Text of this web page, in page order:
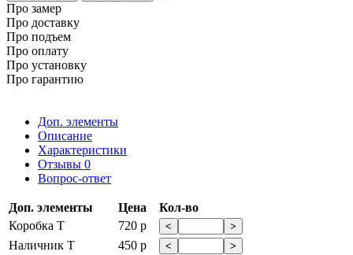
Про замер
Про доставку
Про подъем
Про оплату
Про установку
Про гарантию
Доп. элементы
Описание
Характеристики
Отзывы 0
Вопрос-ответ
Доп. элементы Цена
Кол-во
Коробка Т
720 р < >
Наличник Т 450 р < >